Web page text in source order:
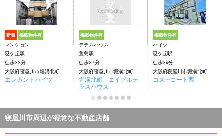
新着 掲載物件有
マンション
忍ケ丘駅
徒歩33分
大阪府寝屋川市堀溝北町
エレガントハイツ
掲載物件有
テラスハウス
萱島駅
徒歩27分
大阪府寝屋川市堀溝北町
堀溝北町 エイブルテ
ラスハウス
掲載物件有
ハイツ
忍ケ丘駅
徒歩34分
大阪府寝屋川市堀溝北町
コスモコート西
寝屋川市周辺が得意な不動産店舗